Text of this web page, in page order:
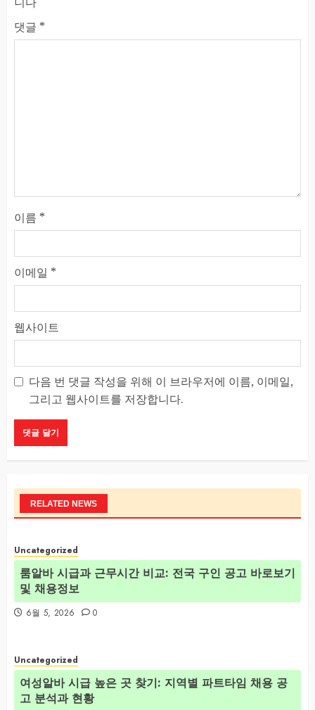
댓글 *
이름 *
이메일 *
웹사이트
다음 번 댓글 작성을 위해 이 브라우저에 이름, 이메일,
그리고 웹사이트를 저장합니다.
RELATED NEWS
Uncategorized
룸알바 시급과 근무시간 비교: 전국 구인 공고 바로보기
및 채용정보
6월 5, 2026 0
Uncategorized
여성알바 시급 높은 곳 찾기: 지역별 파트타임 채용 공
고 분석과 현황